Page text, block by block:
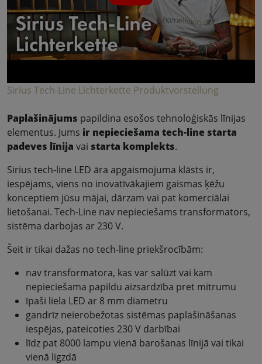
Sirius Tech-Line Lichterkette Produktvorstellung
Paplašinājums papildina esošos tehnoloģiskās līnijas
elementus. Jums ir nepieciešama tech-line starta
padeves līnija vai starta komplekts.
Sirius tech-line LED āra apgaismojuma klāsts ir,
iespējams, viens no inovatīvākajiem gaismas ķēžu
konceptiem jūsu mājai, dārzam vai pat komerciālai
lietošanai. Tech-Line nav nepieciešams transformators,
sistēma darbojas ar 230 V.
Šeit ir tikai dažas no tech-line priekšrocībām:
nav transformatora, kas var salūzt vai kam
nepieciešama papildu aizsardzība pret mitrumu
īpaši liela LED ar 8 mm diametru
gandrīz neierobežotas sistēmas paplašināšanas
iespējas, pateicoties 230 V darbībai
līdz pat 8000 lampu vienā barošanas līnijā vai tikai
vienā ligzdā